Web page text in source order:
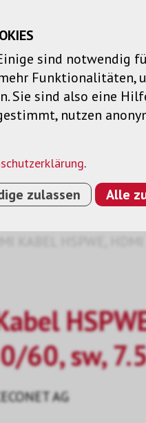
Login
60, sw,
AG
sind notwendig
Funktionalitäten,
Sie sind also eine
nutzen
.
zulassen Alle